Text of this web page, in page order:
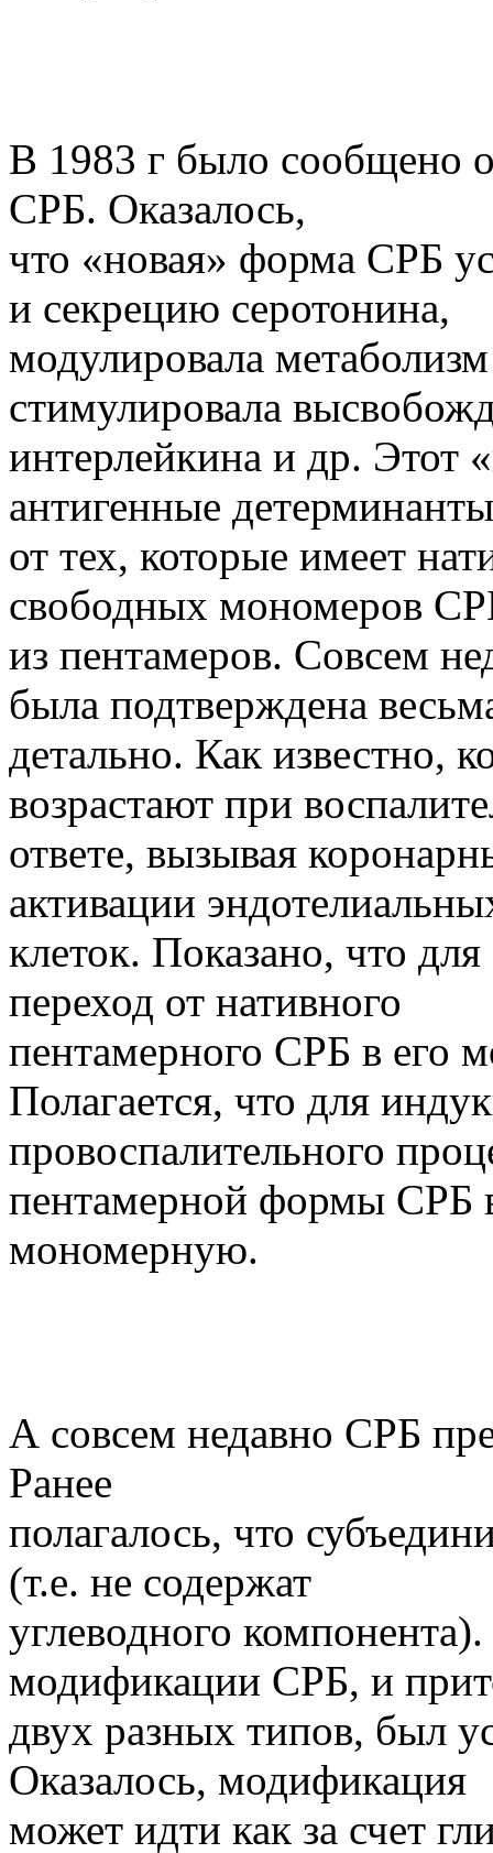
В 1983 г было сообщено
СРБ. Оказалось,
что «новая» форма СРБ
и секрецию серотонина,
модулировала
стимулировала
интерлейкина и др.
антигенные
от тех, которые имеет
свободных мономеров
из пентамеров. Совсем
была подтверждена
детально. Как известно,
возрастают при
ответе, вызывая
активации
клеток. Показано, что
переход от нативного
пентамерного СРБ в
Полагается, что для
провоспалительного
пентамерной формы СРБ
мономерную.
А совсем недавно СРБ
Ранее
полагалось, что
(т.е. не содержат
углеводного
модификации СРБ, и
двух разных типов, был
Оказалось, модификация
может идти как за счет